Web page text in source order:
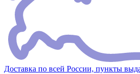
Доставка по всей России, пункты